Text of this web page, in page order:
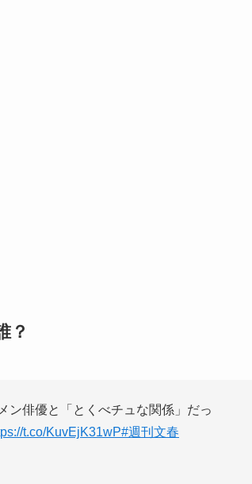
？
ン俳優と「とくべチュな関係」だっ
t.co/KuvEjK31wP#週刊文春